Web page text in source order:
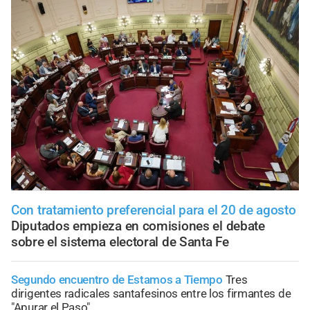
Con tratamiento preferencial para el 20 de agosto
Diputados empieza en comisiones el debate
sobre el sistema electoral de Santa Fe
Segundo encuentro de Estamos a Tiempo Tres
dirigentes radicales santafesinos entre los firmantes de
"Apurar el Paso"